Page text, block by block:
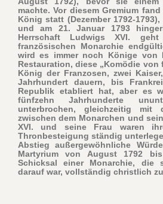
machte. Vor diesem Gremium
König statt (Dezember 1792-
und am 21. Januar 1793
Herrschaft Ludwigs XVI.
französischen Monarchie
wird es immer noch Könige von
Restauration, diese „Komödie von
König der Franzosen, zwei
Jahrhundert dauern, bis
Republik etabliert hat, aber es
fünfzehn Jahrhunderte
unterbrochen, gleichzeitig
zwischen dem Monarchen und
XVI. und seine Frau waren
Thronbesteigung ständig
Abstieg außergewöhnliche
Martyrium von August 1792
Schicksal einer Monarchie, die
darauf war, vollständig christlich